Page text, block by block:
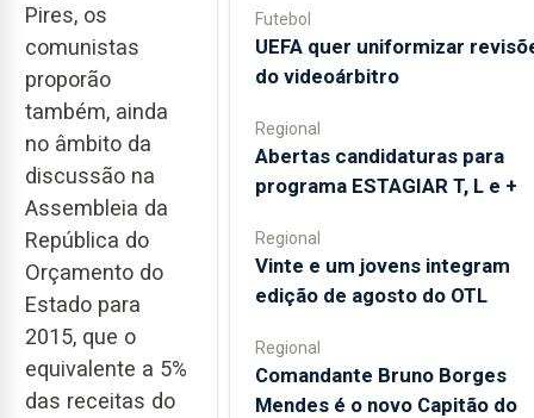
Pires, os
comunistas
proporão
também, ainda
no âmbito da
discussão na
Assembleia da
República do
Orçamento do
Estado para
2015, que o
equivalente a 5%
das receitas do
Futebol
UEFA quer uniformizar
do videoárbitro
Regional
Abertas candidaturas para
programa ESTAGIAR T, L e +
Regional
Vinte e um jovens integram
edição de agosto do OTL
Regional
Comandante Bruno Borges
Mendes é o novo Capitão do